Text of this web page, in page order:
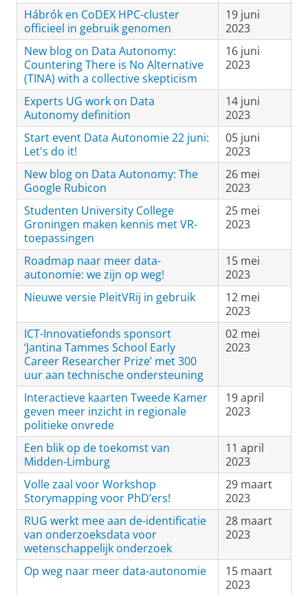
Hábrók en CoDEX HPC-cluster
officieel in gebruik genomen
19 juni
2023
New blog on Data Autonomy:
Countering There is No Alternative
(TINA) with a collective skepticism
16 juni
2023
Experts UG work on Data
Autonomy definition
14 juni
2023
Start event Data Autonomie 22 juni:
Let's do it!
05 juni
2023
New blog on Data Autonomy: The
Google Rubicon
26 mei
2023
Studenten University College
Groningen maken kennis met VR-
toepassingen
25 mei
2023
Roadmap naar meer data-
autonomie: we zijn op weg!
15 mei
2023
Nieuwe versie PleitVRij in gebruik
12 mei
2023
ICT-Innovatiefonds sponsort
‘Jantina Tammes School Early
Career Researcher Prize’ met 300
uur aan technische ondersteuning
02 mei
2023
Interactieve kaarten Tweede Kamer
geven meer inzicht in regionale
politieke onvrede
19 april
2023
Een blik op de toekomst van
Midden-Limburg
11 april
2023
Volle zaal voor Workshop
Storymapping voor PhD’ers!
29 maart
2023
RUG werkt mee aan de-identificatie
van onderzoeksdata voor
wetenschappelijk onderzoek
28 maart
2023
Op weg naar meer data-autonomie
15 maart
2023